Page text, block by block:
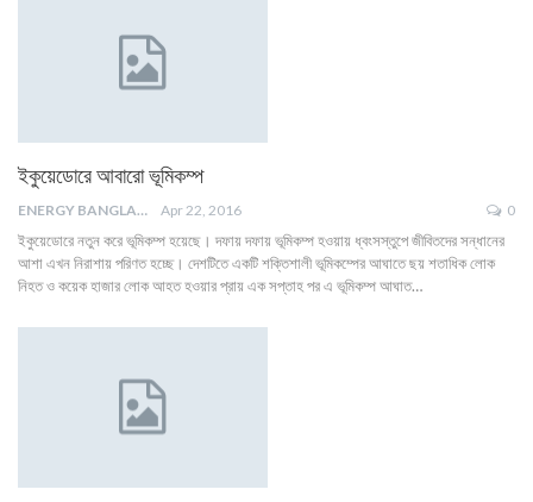
ইকুয়েডোরে আবারো ভূমিকম্প
ENERGY BANGLA Apr 22, 2016 0
ইকুয়েডোরে নতুন করে ভূমিকম্প হয়েছে। দফায় দফায় ভূমিকম্প হওয়ায় ধ্বংসস্তুপে জীবিতদের সন্ধানের
আশা এখন নিরাশায় পরিণত হচ্ছে। দেশটিতে একটি শক্তিশালী ভূমিকম্পের আঘাতে ছয় শতাধিক লোক
নিহত ও কয়েক হাজার লোক আহত হওয়ার প্রায় এক সপ্তাহ পর এ ভূমিকম্প আঘাত…